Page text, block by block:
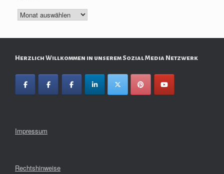
Archiv
Herzlich Willkommen in unserem Sozial Media Netzwerk
Impressum
Rechtshinweise